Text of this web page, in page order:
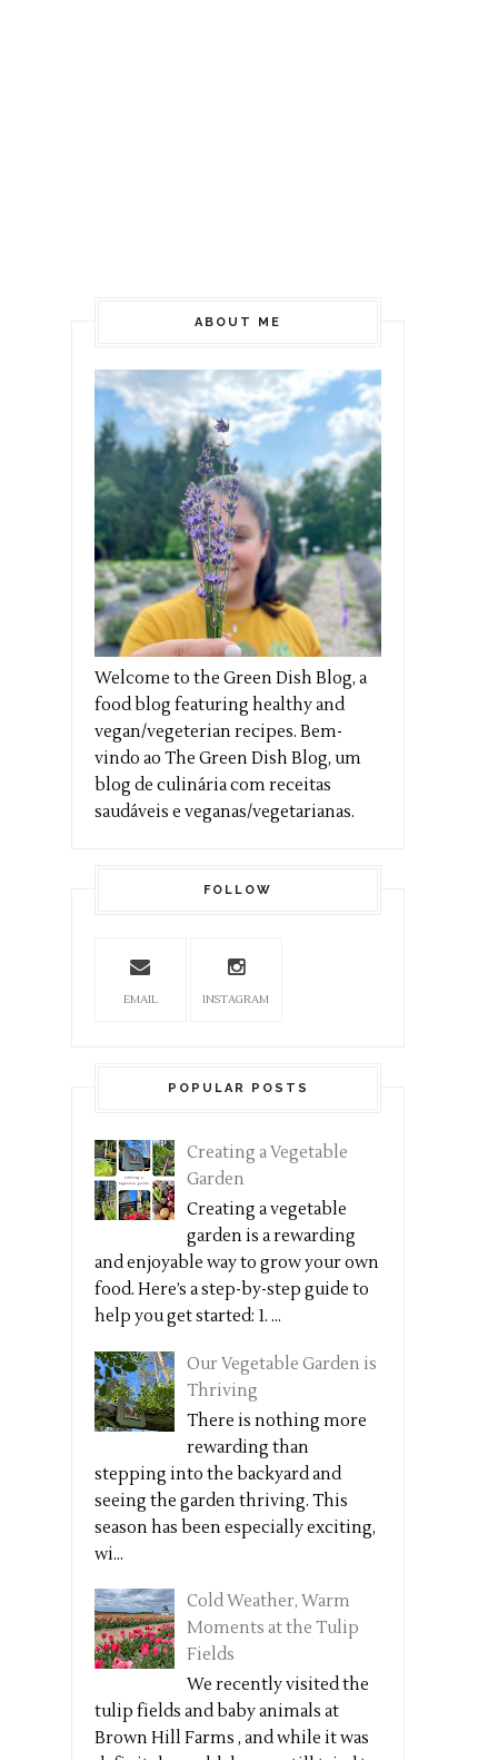
ABOUT ME
Welcome to the Green Dish Blog, a
food blog featuring healthy and
vegan/vegeterian recipes. Bem-
vindo ao The Green Dish Blog, um
blog de culinária com receitas
saudáveis e veganas/vegetarianas.
FOLLOW
EMAIL INSTAGRAM
POPULAR POSTS
Creating a Vegetable
Garden
Creating a vegetable
garden is a rewarding
and enjoyable way to grow your own
food. Here’s a step-by-step guide to
help you get started: 1. ...
Our Vegetable Garden is
Thriving
There is nothing more
rewarding than
stepping into the backyard and
seeing the garden thriving. This
season has been especially exciting,
wi...
Cold Weather, Warm
Moments at the Tulip
Fields
We recently visited the
tulip fields and baby animals at
Brown Hill Farms , and while it was